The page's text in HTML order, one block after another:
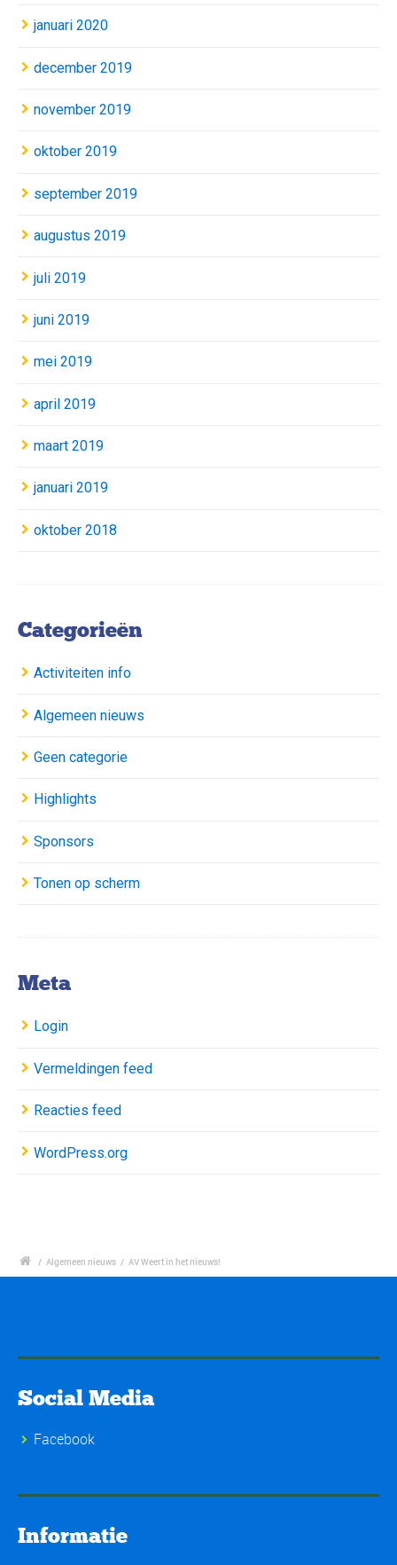
januari 2020
december 2019
november 2019
oktober 2019
september 2019
augustus 2019
juli 2019
juni 2019
mei 2019
april 2019
maart 2019
januari 2019
oktober 2018
Categorieën
Activiteiten info
Algemeen nieuws
Geen categorie
Highlights
Sponsors
Tonen op scherm
Meta
Login
Vermeldingen feed
Reacties feed
WordPress.org
/ Algemeen nieuws / AV Weert in het nieuws!
Social Media
Facebook
Informatie